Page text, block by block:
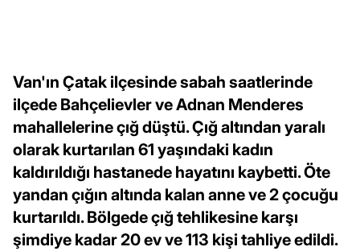
Van'ın Çatak ilçesinde sabah saatlerinde
ilçede Bahçelievler ve Adnan Menderes
mahallelerine çığ düştü. Çığ altından yaralı
olarak kurtarılan 61 yaşındaki kadın
kaldırıldığı hastanede hayatını kaybetti. Öte
yandan çığın altında kalan anne ve 2 çocuğu
kurtarıldı. Bölgede çığ tehlikesine karşı
şimdiye kadar 20 ev ve 113 kişi tahliye edildi.